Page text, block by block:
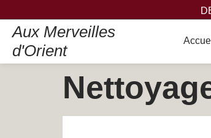
Aux Merveilles
d'Orient